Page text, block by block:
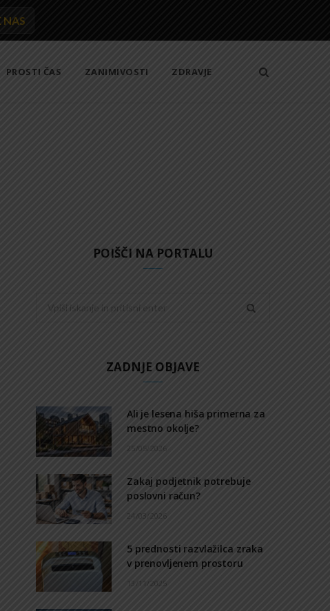
NAS
PROSTI ČAS ZANIMIVOSTI ZDRAVJE
POIŠČI NA PORTALU
ZADNJE OBJAVE
Ali je lesena hiša primerna za
mestno okolje?
25/05/2026
Zakaj podjetnik potrebuje
poslovni račun?
24/03/2026
5 prednosti razvlažilca zraka
v prenovljenem prostoru
13/11/2025